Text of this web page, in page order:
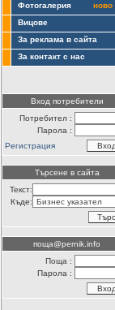
Фотогалерия
ново
Вицове
За реклама в сайта
За контакт с нас
Вход потребители
Потребител :
Парола :
Регистрация
Търсене в сайта
Текст:
Къде:
поща@pernik.info
Поща :
Парола :